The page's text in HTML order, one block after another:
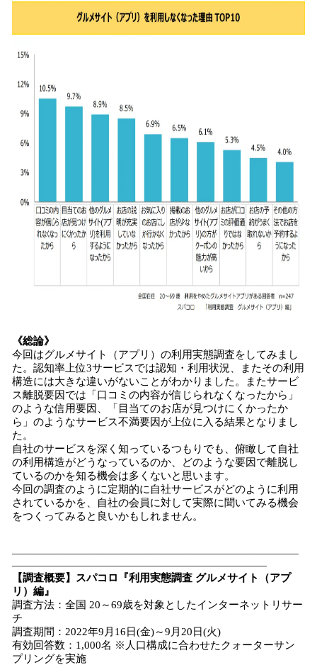
《総論》
今回はグルメサイト（アプリ）の利用実態調査をしてみまし
た。認知率上位3サービスでは認知・利用状況、またその利用
構造には大きな違いがないことがわかりました。またサービ
ス離脱要因では「口コミの内容が信じられなくなったから」
のような信用要因、「目当てのお店が見つけにくかったか
ら」のようなサービス不満要因が上位に入る結果となりまし
た。
自社のサービスを深く知っているつもりでも、俯瞰して自社
の利用構造がどうなっているのか、どのような要因で離脱し
ているのかを知る機会は多くないと思います。
今回の調査のように定期的に自社サービスがどのように利用
されているかを、自社の会員に対して実際に聞いてみる機会
をつくってみると良いかもしれません。
―――――――――――――――――――――――――――
――――――――――――――――――――――――
【調査概要】スパコロ『利用実態調査 グルメサイト（アプ
リ）編』
調査方法：全国 20～69歳を対象としたインターネットリサー
チ
調査期間：2022年9月16日(金)～9月20日(火)
有効回答数：1,000名 ※人口構成に合わせたクォーターサン
プリングを実施